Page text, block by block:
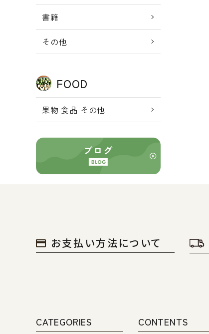
書籍
その他
FOOD
果物 食品 その他
お支払い方法について
CATEGORIES CONTENTS